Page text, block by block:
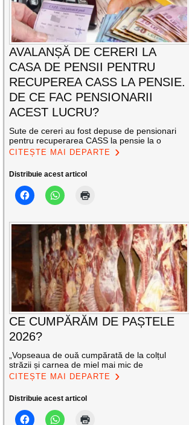
AVALANȘĂ DE CERERI LA
CASA DE PENSII PENTRU
RECUPEREA CASS LA PENSIE.
DE CE FAC PENSIONARII
ACEST LUCRU?
Sute de cereri au fost depuse de pensionari
pentru recuperarea CASS la pensie la o
CITEȘTE MAI DEPARTE
Distribuie acest articol
CE CUMPĂRĂM DE PAȘTELE
2026?
„Vopseaua de ouă cumpărată de la colțul
străzii și carnea de miel mai mic de
CITEȘTE MAI DEPARTE
Distribuie acest articol